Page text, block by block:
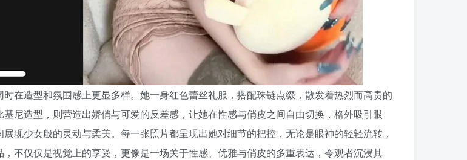
在造型和氛围感上更显多样。她一身红色蕾丝礼服，搭配珠链点缀，散发着热烈而高贵的
尼造型，则营造出娇俏与可爱的反差感，让她在性感与俏皮之间自由切换，格外吸引眼
现少女般的灵动与柔美。每一张照片都呈现出她对细节的把控，无论是眼神的轻轻流转，
不仅仅是视觉上的享受，更像是一场关于性感、优雅与俏皮的多重表达，令观者沉浸其